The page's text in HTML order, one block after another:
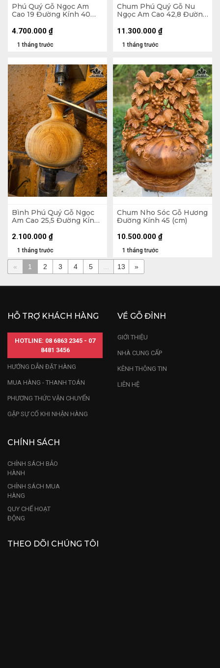
Phú Quý Gỗ Ngọc Am
Cao 19 Đường Kính 40
1 tháng trước
4.700.000 ₫
Chum Phú Quý Gỗ Nu
Ngọc Am Cao 42,8 Đường
1 tháng trước
11.300.000 ₫
Bình Phú Quý Gỗ Ngọc
Am Cao 25,5 Đường Kính
1 tháng trước
2.100.000 ₫
Chum Nho Sóc Gỗ Hương
Đường Kính 45 (cm)
1 tháng trước
10.500.000 ₫
« 1 2 3 4 5 13 »
HỖ TRỢ KHÁCH HÀNG
HOTLINE: 08 6863 2345 - 07
8481 3456
HƯỚNG DẪN ĐẶT HÀNG
MUA HÀNG - THANH TOÁN
PHƯƠNG THỨC VẬN CHUYỂN
GẶP SỰ CỐ KHI NHẬN HÀNG
VỀ GỖ ĐỈNH
GIỚI THIỆU
NHÀ CUNG CẤP
KÊNH THÔNG TIN
LIÊN HỆ
CHÍNH SÁCH
CHÍNH SÁCH BẢO
HÀNH
CHÍNH SÁCH MUA
HÀNG
QUY CHẾ HOẠT
ĐỘNG
THEO DÕI CHÚNG TÔI